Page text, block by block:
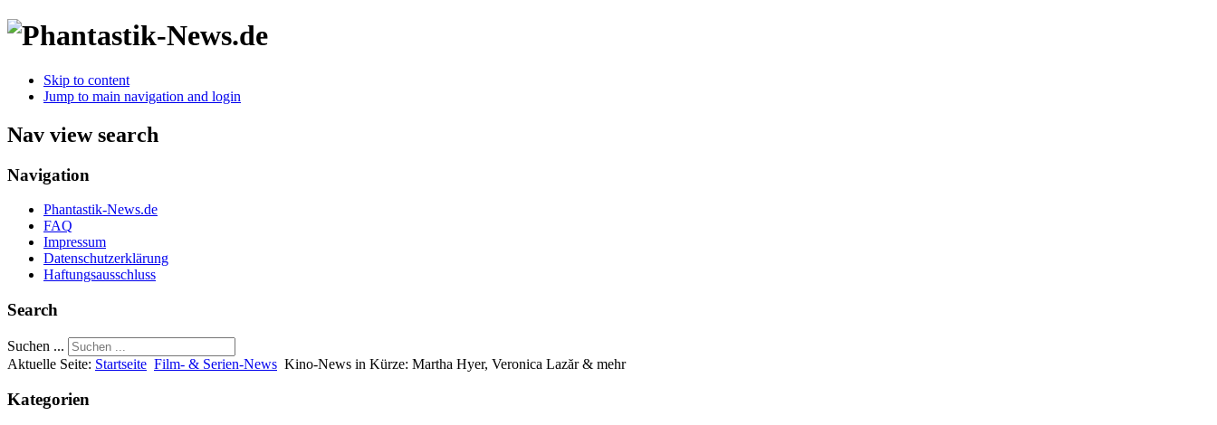
Skip to content
Jump to main navigation and login
Nav view search
Navigation
Phantastik-News.de
FAQ
Impressum
Datenschutzerklärung
Haftungsausschluss
Search
Suchen ...
Aktuelle Seite: Startseite Film- & Serien-News Kino-News in Kürze: Martha Hyer, Veronica Lazăr & mehr
Kategorien